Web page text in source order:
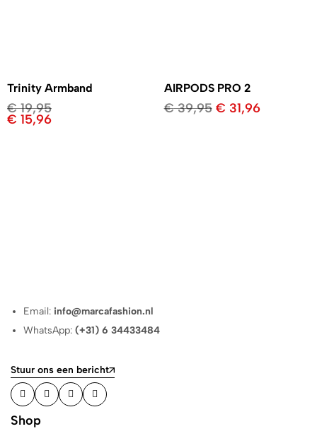
Trinity Armband
€19,95
€ 15,96
AIRPODS PRO 2
€39,95 € 31,96
Email: info@marcafashion.nl
WhatsApp:(+31) 6 34433484
Stuur ons een bericht
Shop